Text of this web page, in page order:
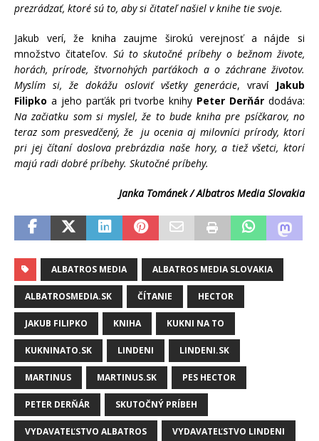
prezrádzať, ktoré sú to, aby si čitateľ našiel v knihe tie svoje.
Jakub verí, že kniha zaujme širokú verejnosť a nájde si
množstvo čitateľov. Sú to skutočné príbehy o bežnom živote,
horách, prírode, štvornohých parťákoch a o záchrane životov.
Myslím si, že dokážu osloviť všetky generácie, vraví Jakub
Filipko a jeho parťák pri tvorbe knihy Peter Derňár dodáva:
Na začiatku som si myslel, že to bude kniha pre psíčkarov, no
teraz som presvedčený, že ju ocenia aj milovníci prírody, ktorí
pri jej čítaní doslova prebrázdia naše hory, a tiež všetci, ktorí
majú radi dobré príbehy. Skutočné príbehy.
Janka Tománek / Albatros Media Slovakia
ALBATROS MEDIA ALBATROS MEDIA SLOVAKIA
ALBATROSMEDIA.SK ČÍTANIE HECTOR
JAKUB FILIPKO KNIHA KUKNI NA TO
KUKNINATO.SK LINDENI LINDENI.SK
MARTINUS MARTINUS.SK PES HECTOR
PETER DERŇÁR SKUTOČNÝ PRÍBEH
VYDAVATEĽSTVO ALBATROS VYDAVATEĽSTVO LINDENI